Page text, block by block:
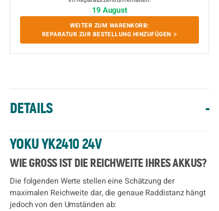
19 August
WEITER ZUM WARENKORB:
REPARATUR ZUR BESTELLUNG HINZUFÜGEN
DETAILS -
YOKU YK2410 24V
WIE GROSS IST DIE REICHWEITE IHRES AKKUS?
Die folgenden Werte stellen eine Schätzung der
maximalen Reichweite dar, die genaue Raddistanz hängt
jedoch von den Umständen ab: